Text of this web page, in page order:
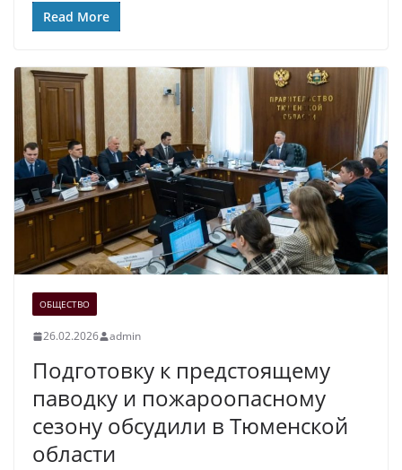
Read More
ОБЩЕСТВО
26.02.2026 admin
Подготовку к предстоящему
паводку и пожароопасному
сезону обсудили в Тюменской
области